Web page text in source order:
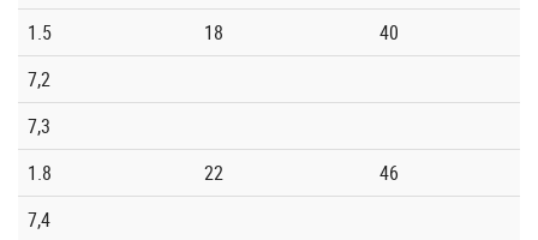
1.5
18
40
7,2
7,3
1.8
22
46
7,4